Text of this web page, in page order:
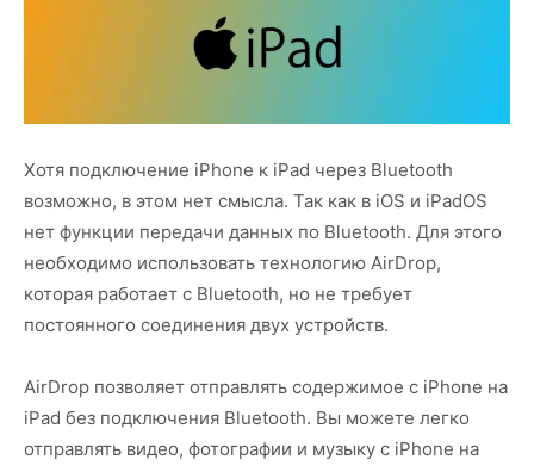
Хотя подключение iPhone к iPad через Bluetooth
возможно, в этом нет смысла. Так как в iOS и iPadOS
нет функции передачи данных по Bluetooth. Для этого
необходимо использовать технологию AirDrop,
которая работает с Bluetooth, но не требует
постоянного соединения двух устройств.
AirDrop позволяет отправлять содержимое с iPhone на
iPad без подключения Bluetooth. Вы можете легко
отправлять видео, фотографии и музыку с iPhone на